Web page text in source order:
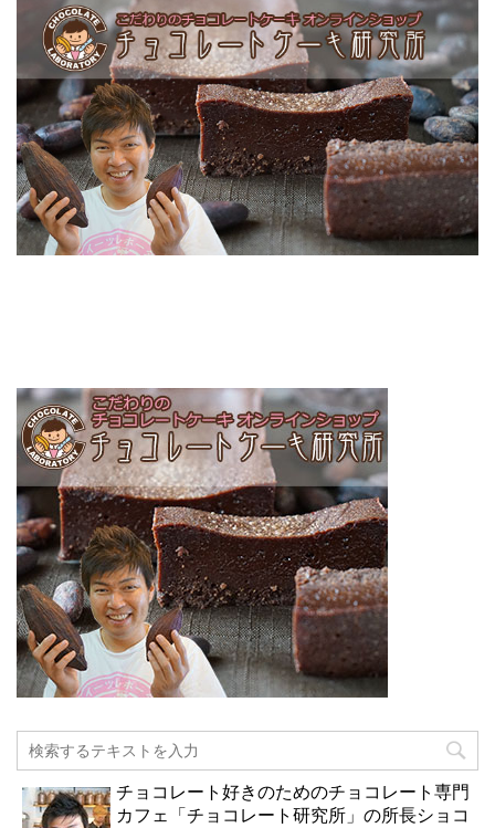
チョコレート好きのためのチョコレート専門
カフェ「チョコレート研究所」の所長ショコ